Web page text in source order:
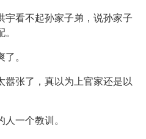
宇看不起孙家子弟，说孙家子
。
嚣张了，真以为上官家还是以
一个教训。